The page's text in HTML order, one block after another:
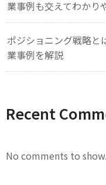
業事例も交えてわかり
ポジショニング戦略と
業事例を解説
Recent
No comments to show.